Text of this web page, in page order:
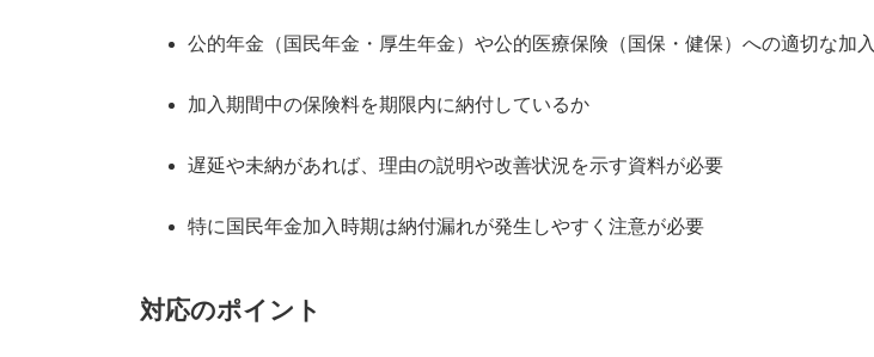
公的年金（国民年金・厚生年金）や公的医療保険（国保・健保）への適切な加入
加入期間中の保険料を期限内に納付しているか
遅延や未納があれば、理由の説明や改善状況を示す資料が必要
特に国民年金加入時期は納付漏れが発生しやすく注意が必要
対応のポイント